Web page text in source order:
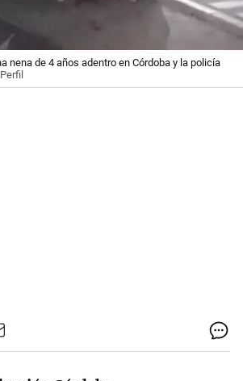
nena de 4 años adentro en Córdoba y la policía